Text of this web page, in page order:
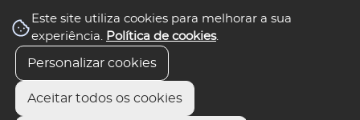
Este site utiliza cookies para melhorar a sua
experiência. Política de cookies.
Personalizar cookies
Aceitar todos os cookies